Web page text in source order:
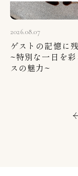
2026.08.07
ゲストの記憶に
~特別な一日を
スの魅力~